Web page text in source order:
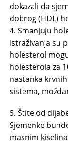
dokazali da
dobrog (HDL)
4. Smanjuju
Istraživanja su
holesterol
holesterola za
nastanka
sistema,
5. Štite od
Sjemenke
masnim